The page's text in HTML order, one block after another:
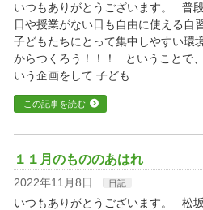
いつもありがとうございます。 普
日や授業がない日も自由に使える自
子どもたちにとって集中しやすい環
からつくろう！！！ ということで
いう企画をして 子ども …
この記事を読む
１１月のもののあはれ
2022年11月8日 日記
いつもありがとうございます。 松